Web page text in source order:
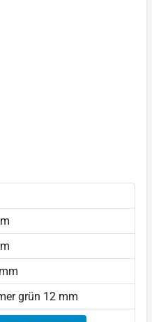
grün 12 mm